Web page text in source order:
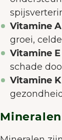
Vitamine A
groei,
Vitamine E
schade
Vitamine K
Mineralen